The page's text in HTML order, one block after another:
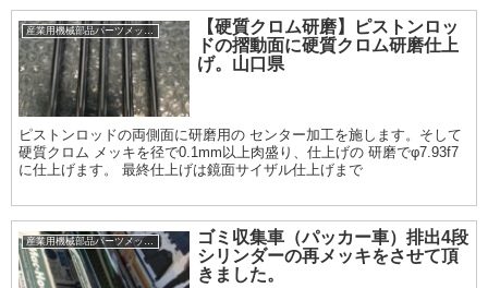
【硬質クロム研磨】ピストンロッ
ドの摺動面に硬質クロム研磨仕上
げ。山口県
ピストンロッドの両側面に研磨用の センター加工を施します。そして
硬質クロム メッキを径で0.1mm以上肉盛り、仕上げの 研磨でφ7.93f7
に仕上げます。 最終仕上げは鏡面サイザル仕上げまで
産業用機械部品パーツメッキ加工履歴
ゴミ収集車（パッカー車）排出4段
シリンダーの再メッキをさせて頂
きました。